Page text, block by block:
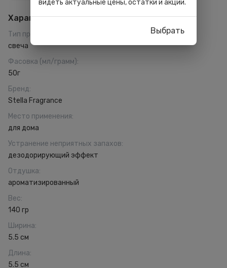
Характеристики
Тип принадлежности
свеча
Фасовка (мл/грамм):
50г
Бренд:
Stella Fragrance
Место применения:
для дома
Устранение неприятных запахов:
дезодорирующий эффект
Отдушка:
ароматизированный
Вес:
140 гр
Ширина:
5.5 см
Длина:
5.5 см
видеть актуальные цены, остатки и акции.
Выбрать